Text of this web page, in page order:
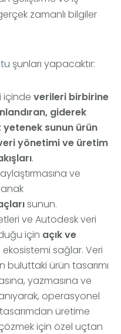
zamanlı bilgiler
şunları yapacaktır:
içinde verileri birbirine
giderek
sunun ürün
yönetimi ve üretim
.
ve
sunun.
ve Autodesk veri
için açık ve
sağlar. Veri
buluttaki ürün tasarımı
yazmasına ve
operasyonel
üretime
için özel uçtan